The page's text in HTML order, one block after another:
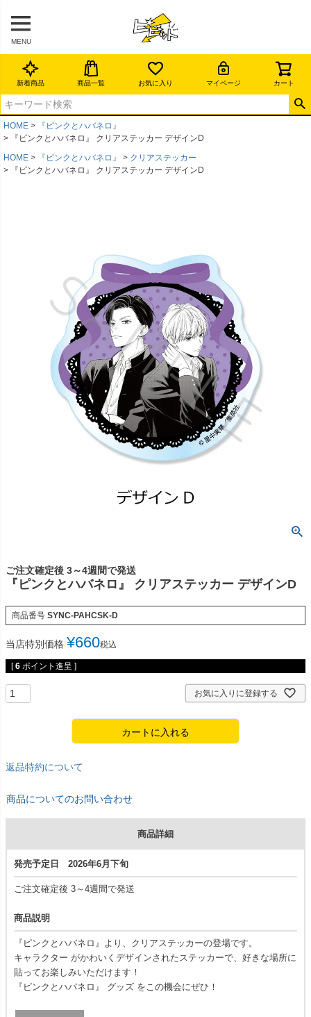
MENU
新着商品 商品一覧 お気に入り マイページ カート
HOME
『ピンクとハバネロ』
『ピンクとハバネロ』 クリアステッカー デザインD
HOME
『ピンクとハバネロ』
クリアステッカー
『ピンクとハバネロ』 クリアステッカー デザインD
ご注文確定後 3～4週間で発送
『ピンクとハバネロ』 クリアステッカー デザインD
商品番号 SYNC-PAHCSK-D
当店特別価格 ¥660税込
[ 6 ポイント進呈 ]
お気に入りに登録する
カートに入れる
返品特約について
商品についてのお問い合わせ
商品詳細
発売予定日 2026年6月下旬
ご注文確定後 3～4週間で発送
商品説明
『ピンクとハバネロ』より、クリアステッカーの登場です。
キャラクター がかわいくデザインされたステッカーで、好きな場所に
貼ってお楽しみいただけます！
『ピンクとハバネロ』 グッズ をこの機会にぜひ！